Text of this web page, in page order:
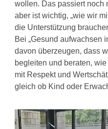
wollen. Das passiert noch
aber ist wichtig, „wie wir
die Unterstützung
Bei „Gesund aufwachsen
davon überzeugen, dass
begleiten und beraten,
mit Respekt und
gleich ob Kind oder